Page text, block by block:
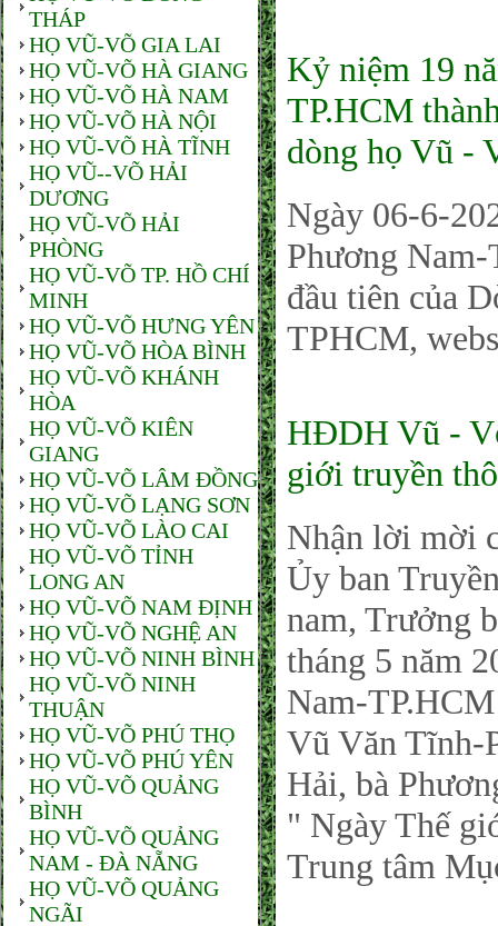
THÁP
HỌ VŨ-VÕ GIA LAI
HỌ VŨ-VÕ HÀ GIANG
HỌ VŨ-VÕ HÀ NAM
HỌ VŨ-VÕ HÀ NỘI
HỌ VŨ-VÕ HÀ TĨNH
HỌ VŨ--VÕ HẢI
DƯƠNG
HỌ VŨ-VÕ HẢI
PHÒNG
HỌ VŨ-VÕ TP. HỒ CHÍ
MINH
HỌ VŨ-VÕ HƯNG YÊN
HỌ VŨ-VÕ HÒA BÌNH
HỌ VŨ-VÕ KHÁNH
HÒA
HỌ VŨ-VÕ KIÊN
GIANG
HỌ VŨ-VÕ LÂM ĐỒNG
HỌ VŨ-VÕ LẠNG SƠN
HỌ VŨ-VÕ LÀO CAI
HỌ VŨ-VÕ TỈNH
LONG AN
HỌ VŨ-VÕ NAM ĐỊNH
HỌ VŨ-VÕ NGHỆ AN
HỌ VŨ-VÕ NINH BÌNH
HỌ VŨ-VÕ NINH
THUẬN
HỌ VŨ-VÕ PHÚ THỌ
HỌ VŨ-VÕ PHÚ YÊN
HỌ VŨ-VÕ QUẢNG
BÌNH
HỌ VŨ-VÕ QUẢNG
NAM - ĐÀ NẴNG
HỌ VŨ-VÕ QUẢNG
NGÃI
Kỷ niệm 19
TP.HCM
dòng họ Vũ -
Ngày 06-6-
Phương
đầu tiên của
TPHCM,
HĐDH Vũ -
giới truyền
Nhận lời mời
Ủy ban
nam, Trưởng
tháng 5 năm
Nam-
Vũ Văn Tĩnh-
Hải, bà
" Ngày Thế
Trung tâm